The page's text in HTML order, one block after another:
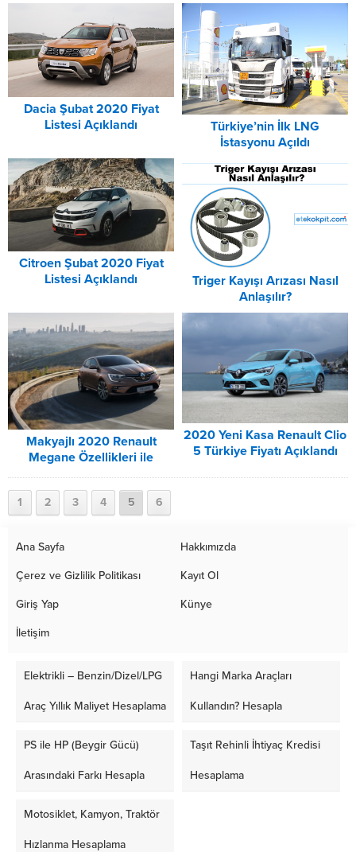
Dacia Şubat 2020 Fiyat
Listesi Açıklandı
Türkiye’nin İlk LNG
İstasyonu Açıldı
Citroen Şubat 2020 Fiyat
Listesi Açıklandı
Triger Kayışı Arızası Nasıl
Anlaşılır?
Makyajlı 2020 Renault
Megane Özellikleri ile
2020 Yeni Kasa Renault Clio
5 Türkiye Fiyatı Açıklandı
1 2 3 4 5 6
Ana Sayfa Hakkımızda
Çerez ve Gizlilik Politikası Kayıt Ol
Giriş Yap Künye
İletişim
Elektrikli – Benzin/Dizel/LPG
Araç Yıllık Maliyet Hesaplama
Hangi Marka Araçları
Kullandın? Hesapla
PS ile HP (Beygir Gücü)
Arasındaki Farkı Hesapla
Taşıt Rehinli İhtiyaç Kredisi
Hesaplama
Motosiklet, Kamyon, Traktör
Hızlanma Hesaplama